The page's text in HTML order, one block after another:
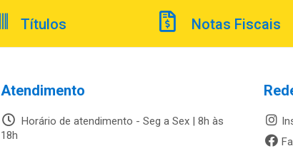
Títulos Notas Fiscais
Atendimento
Horário de atendimento - Seg a Sex | 8h às
18h